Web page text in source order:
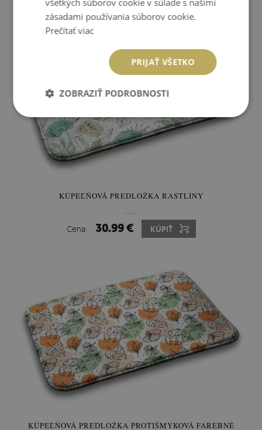
KÚPEĽŇOVÁ PREDLOŽKA RASTLINY
Cena: 30.99 € KÚPIŤ
KÚPEĽŇOVÁ PREDLOŽKA PROTIŠMYKOVÁ FAREBNÉ
všetkých súborov cookie v súlade s našimi
zásadami používania súborov cookie.
Prečítať viac
PRIJAŤ VŠETKO
ZOBRAZIŤ PODROBNOSTI